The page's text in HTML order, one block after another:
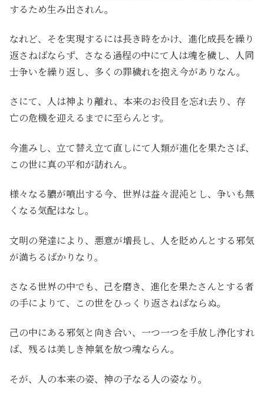
するため生み出されん。
なれど、そを実現するには長き時をかけ、進化成長を繰り
返さねばならず、さなる過程の中にて人は魂を穢し、人同
士争いを繰り返し、多くの罪穢れを抱え今がありなん。
さにて、人は神より離れ、本来のお役目を忘れ去り、存
亡の危機を迎えるまでに至らんとす。
今進みし、立て替え立て直しにて人類が進化を果たさば、
この世に真の平和が訪れん。
様々なる膿が噴出する今、世界は益々混沌とし、争いも無
くなる気配はなし。
文明の発達により、悪意が増長し、人を貶めんとする邪気
が満ちるばかりなり。
さなる世界の中でも、己を磨き、進化を果たさんとする者
の手によりて、この世をひっくり返さねばならぬ。
己の中にある邪気と向き合い、一つ一つを手放し浄化すれ
ば、残るは美しき神氣を放つ魂ならん。
そが、人の本来の姿、神の子なる人の姿なり。